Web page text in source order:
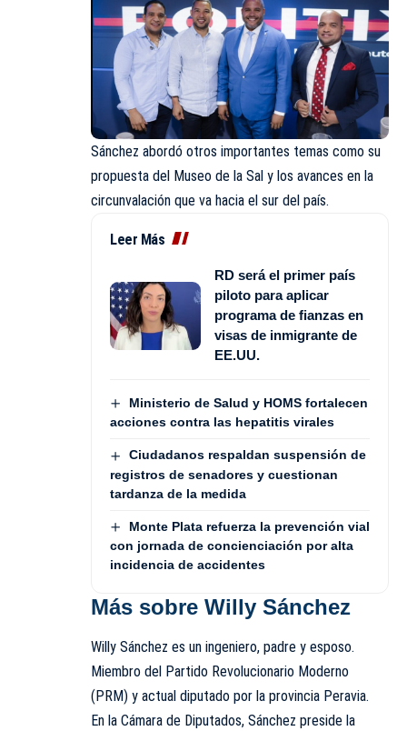
Sánchez abordó otros importantes temas como su
propuesta del Museo de la Sal y los avances en la
circunvalación que va hacia el sur del país.
Leer Más
RD será el primer país
piloto para aplicar
programa de fianzas en
visas de inmigrante de
EE.UU.
Ministerio de Salud y HOMS fortalecen
acciones contra las hepatitis virales
Ciudadanos respaldan suspensión de
registros de senadores y cuestionan
tardanza de la medida
Monte Plata refuerza la prevención vial
con jornada de concienciación por alta
incidencia de accidentes
Más sobre Willy Sánchez
Willy Sánchez es un ingeniero, padre y esposo.
Miembro del Partido Revolucionario Moderno
(PRM) y actual diputado por la provincia Peravia.
En la Cámara de Diputados, Sánchez preside la